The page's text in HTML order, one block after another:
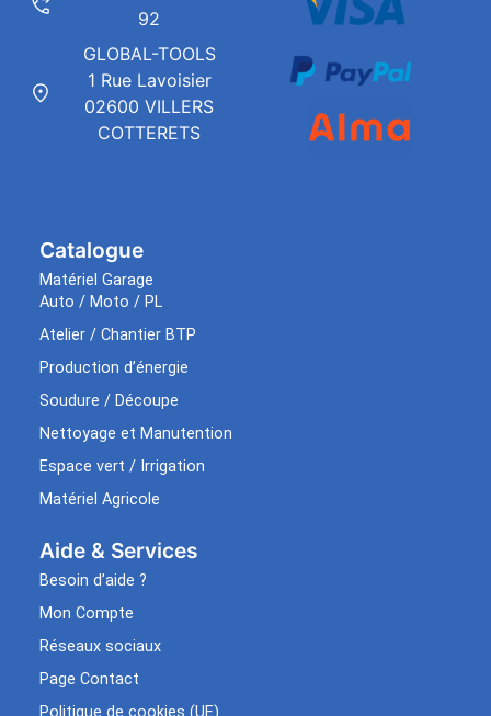
Catalogue
Matériel Garage
Auto / Moto / PL
Atelier / Chantier BTP
Production d’énergie
Soudure / Découpe
Nettoyage et Manutention
Espace vert / Irrigation
Matériel Agricole
Aide & Services​
Besoin d’aide ?
Mon Compte
Réseaux sociaux
Page Contact
92
GLOBAL-TOOLS
1 Rue Lavoisier
02600 VILLERS
COTTERETS